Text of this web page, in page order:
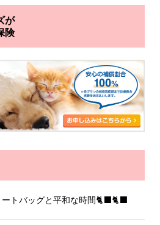
が
険
トバッグと平和な時間🐈‍⬛🐈‍⬛